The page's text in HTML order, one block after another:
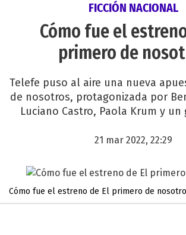
FICCIÓN NACIONAL
Cómo fue el
primero de
Telefe puso al aire una nueva
de nosotros, protagonizada por
Luciano Castro, Paola Krum y un
21 mar 2022, 22:29
Cómo fue el estreno de El primero de